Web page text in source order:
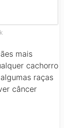
mais
cachorro
raças
câncer